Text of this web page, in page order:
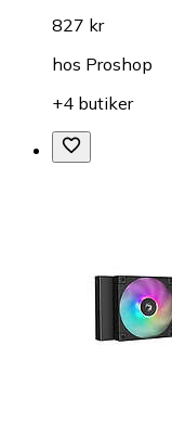
827 kr
hos Proshop
+4 butiker